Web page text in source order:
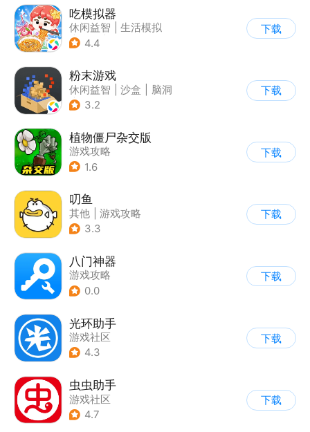
吃模拟器
休闲益智
生活模拟
| 美食
4.4
下载
粉末游戏
休闲益智 沙盒
脑洞
| 像素风
3.2
下载
植物僵尸杂交版
游戏攻略
1.6
下载
叨鱼
其他
游戏攻略
3.3
下载
八门神器
游戏攻略
0.0
下载
光环助手
游戏社区
4.3
下载
虫虫助手
游戏社区
4.7
下载